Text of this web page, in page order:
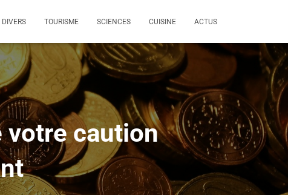
DIVERS TOURISME SCIENCES CUISINE ACTUS
votre caution